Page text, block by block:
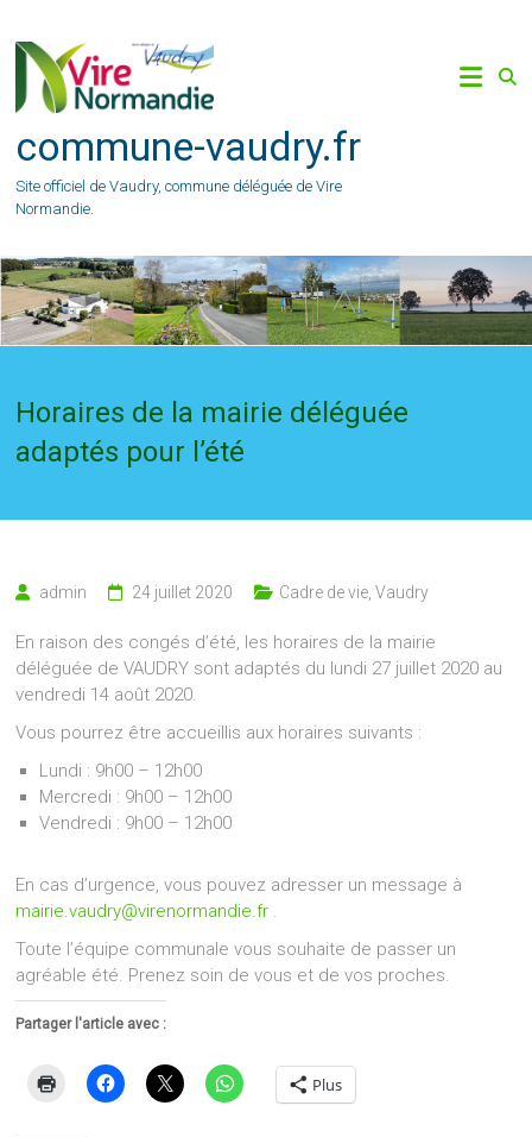
content
commune-vaudry.fr
Site officiel de Vaudry, commune déléguée de Vire
Normandie.
Horaires de la mairie déléguée
adaptés pour l’été
admin 24 juillet 2020 Cadre de vie ,Vaudry
En raison des congés d’été, les horaires de la mairie
déléguée de VAUDRY sont adaptés du lundi 27 juillet 2020 au
vendredi 14 août 2020.
Vous pourrez être accueillis aux horaires suivants :
Lundi : 9h00 – 12h00
Mercredi : 9h00 – 12h00
Vendredi : 9h00 – 12h00
En cas d’urgence, vous pouvez adresser un message à
mairie.vaudry@virenormandie.fr .
Toute l’équipe communale vous souhaite de passer un
agréable été. Prenez soin de vous et de vos proches.
Partager l'article avec :
Plus